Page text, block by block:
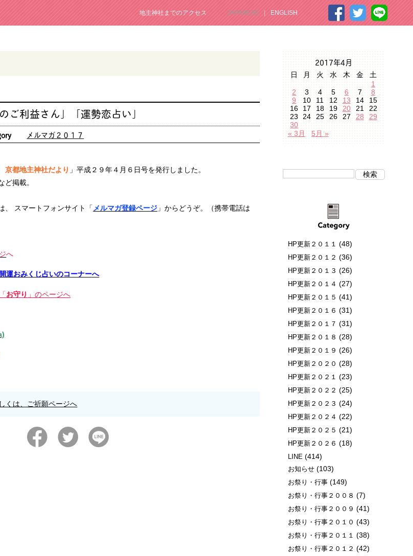
地主神社までのアクセス JAPANESE ENGLISH
利益さん」「運勢恋占い」
メルマガ２０１７
都地主神社だより 」平成２９年４月６日号を発行しました。
ど掲載。
、 スマートフォンサイト「メルマガ登録ページ 」からどうぞ。（携帯電話は
へ
開運おみくじ占いのコーナーへ
お守り 」のページへ
くは、ご祈願ページへ
2017年4月
日 月 火 水 木 金
土
1
2
3 4 5 6 7
8
9
10 11 12 13 14
15
16
17 18 19 20 21
22
23
24 25 26 27 28
29
30
« 3月
5月 »
HP更新２０１１ (48)
HP更新２０１２ (36)
HP更新２０１３ (26)
HP更新２０１４ (27)
HP更新２０１５ (41)
HP更新２０１６ (31)
HP更新２０１７ (31)
HP更新２０１８ (28)
HP更新２０１９ (26)
HP更新２０２０ (28)
HP更新２０２１ (23)
HP更新２０２２ (25)
HP更新２０２３ (24)
HP更新２０２４ (22)
HP更新２０２５ (21)
HP更新２０２６ (18)
LINE (414)
お知らせ(103)
お祭り・行事(149)
お祭り・行事２００８ (7)
お祭り・行事２００９ (41)
お祭り・行事２０１０ (43)
お祭り・行事２０１１ (38)
お祭り・行事２０１２ (42)